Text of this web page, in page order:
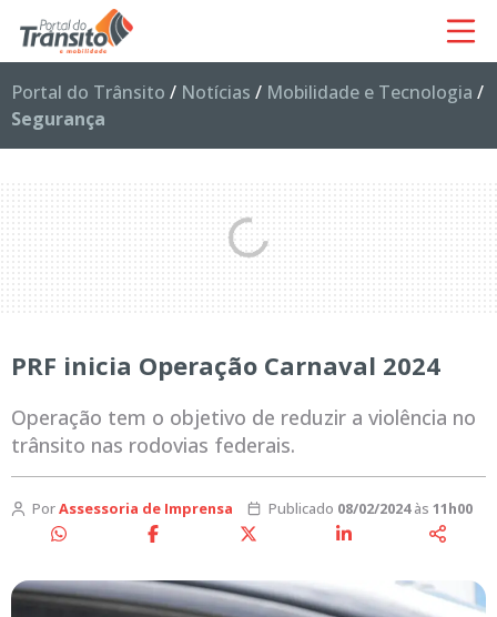
Portal do Trânsito / Notícias / Mobilidade e Tecnologia /
Segurança
PRF inicia Operação Carnaval 2024
Operação tem o objetivo de reduzir a violência no
trânsito nas rodovias federais.
PorAssessoria de Imprensa Publicado 08/02/2024às 11h00